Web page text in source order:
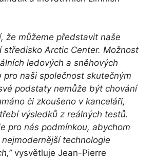
že můžeme představit naše
středisko Arctic Center. Možnost
ledových a sněhových
pro naši společnost skutečným
podstaty nemůže být chování
či zkoušeno v kanceláři,
výsledků z reálných testů.
pro nás podmínkou, abychom
technologie
vysvětluje Jean-Pierre